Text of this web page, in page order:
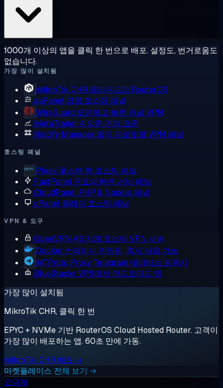
1000개 이상의 앱을 클릭 한 번으로 배포. 설정도, 번거로움도
없습니다.
가장 많이 설치됨
MikroTik CHR 클라우드의 RouterOS
aaPanel 경량 호스팅 패널
WireGuard 모던하고 빠른 커널 VPN
MetaTrader 4 외환 거래 표준
Hiddify Manager 멀티 프로토콜 VPN 패널
호스팅 패널
Plesk 풀스택 웹 호스팅 패널
FastPanel 무료의 빠른 서버 패널
CloudPanel PHP & Node.js 패널
cPanel 클래식 호스팅 패널
VPN & 도구
OpenVPN AS 자체 호스팅 VPN 서버
Docker 컨테이너 런타임, 즉시 사용 가능
MTProto Proxy Telegram 네이티브 프록시
BlueStacks VPS에서 안드로이드 앱
가장 많이 설치됨
MikroTik CHR, 클릭 한 번
EPYC + NVMe 기반 RouterOS Cloud Hosted Router. 고객이
가장 많이 배포하는 앱. 60초 만에 가동.
MikroTik CHR 배포 →
마켓플레이스 전체 보기 →
요금제